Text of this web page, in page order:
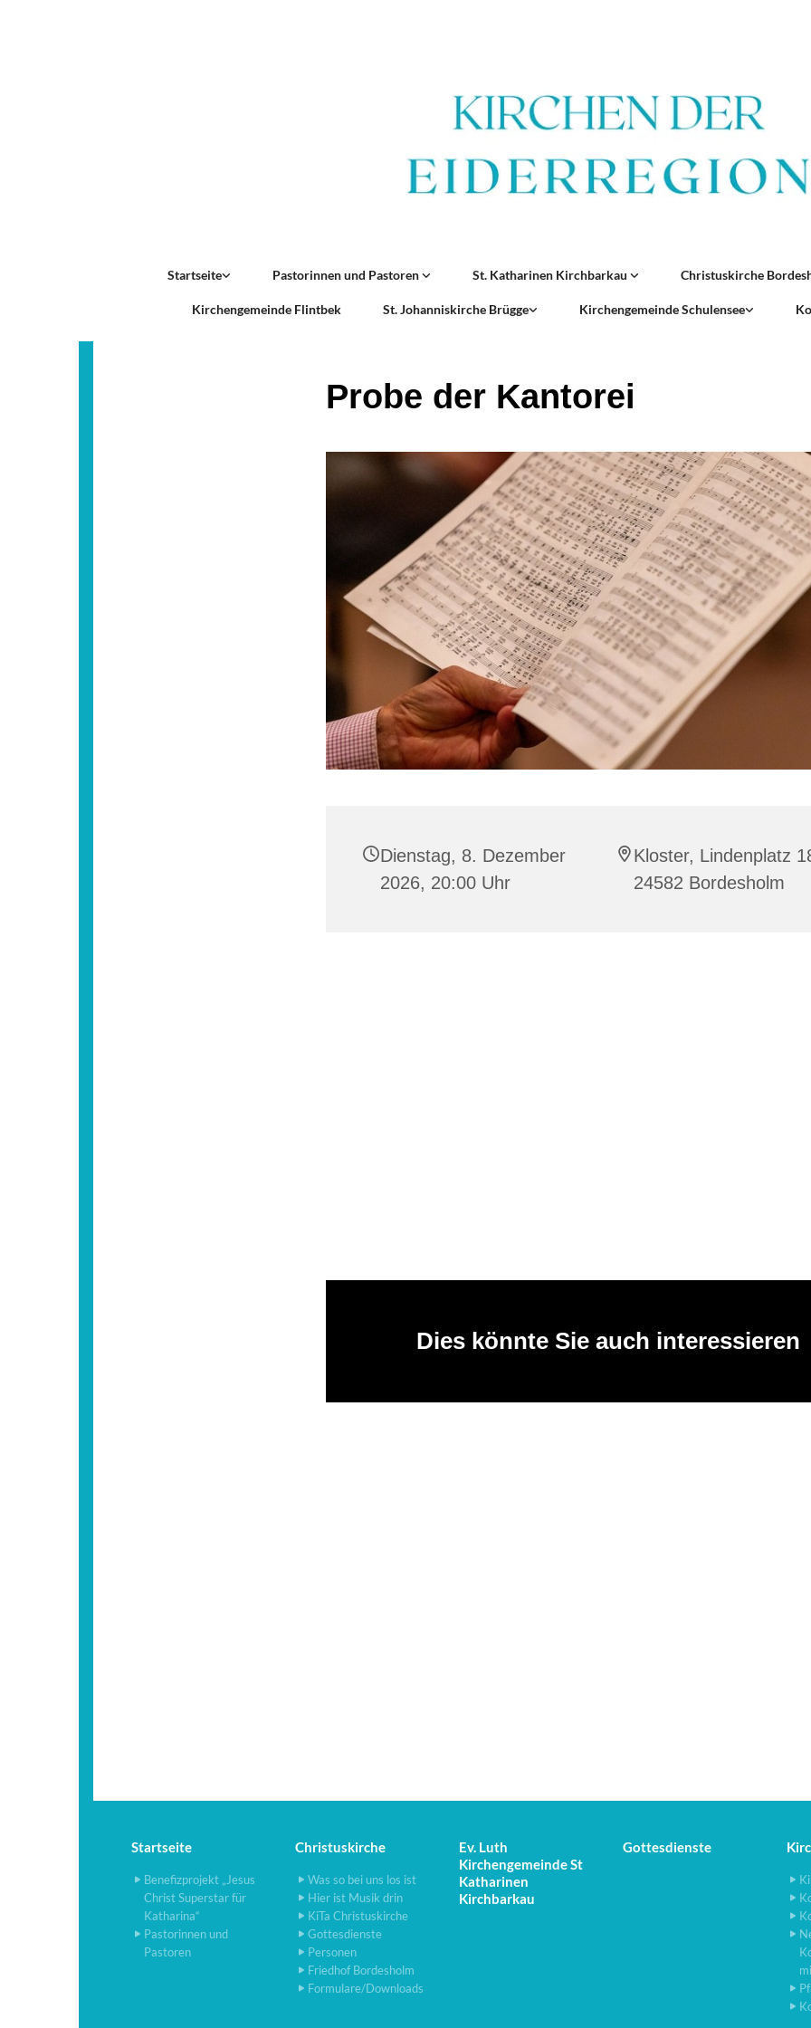
Startseite Pastorinnen und Pastoren St. Katharinen Kirchbarkau Christuskirche
Kirchengemeinde Flintbek St. Johanniskirche Brügge Kirchengemeinde Schulensee
Probe der Kantorei
Dienstag, 8. Dezember
2026, 20:00 Uhr
Kloster, Lindenplatz
24582 Bordesholm
Dies könnte Sie auch interessieren
Startseite
Benefizprojekt „Jesus
Christ Superstar für
Katharina“
Pastorinnen und
Pastoren
Christuskirche
Was so bei uns los ist
Hier ist Musik drin
KiTa Christuskirche
Gottesdienste
Personen
Friedhof Bordesholm
Formulare/Downloads
Ev. Luth
Kirchengemeinde St
Katharinen
Kirchbarkau
Gottesdienste